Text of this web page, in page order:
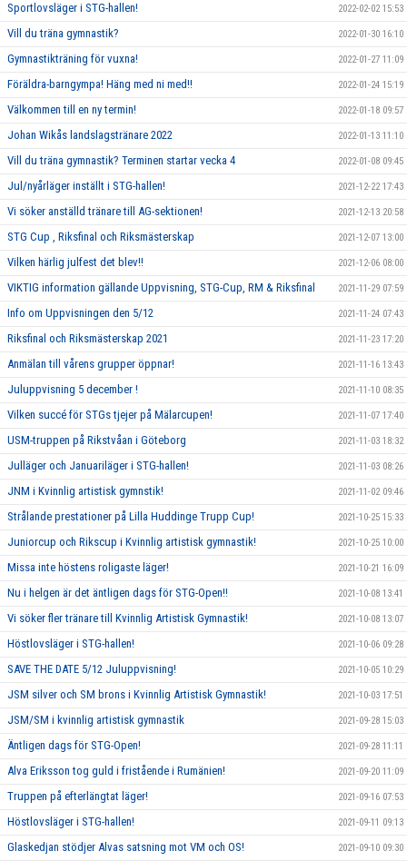
Sportlovsläger i STG-hallen! 2022-02-02 15:53
Vill du träna gymnastik? 2022-01-30 16:10
Gymnastikträning för vuxna! 2022-01-27 11:09
Föräldra-barngympa! Häng med ni med!! 2022-01-24 15:19
Välkommen till en ny termin! 2022-01-18 09:57
Johan Wikås landslagstränare 2022 2022-01-13 11:10
Vill du träna gymnastik? Terminen startar vecka 4 2022-01-08 09:45
Jul/nyårläger inställt i STG-hallen! 2021-12-22 17:43
Vi söker anställd tränare till AG-sektionen! 2021-12-13 20:58
STG Cup , Riksfinal och Riksmästerskap 2021-12-07 13:00
Vilken härlig julfest det blev!! 2021-12-06 08:00
VIKTIG information gällande Uppvisning, STG-Cup, RM & Riksfinal 2021-11-29 07:59
Info om Uppvisningen den 5/12 2021-11-24 07:43
Riksfinal och Riksmästerskap 2021 2021-11-23 17:20
Anmälan till vårens grupper öppnar! 2021-11-16 13:43
Juluppvisning 5 december ! 2021-11-10 08:35
Vilken succé för STGs tjejer på Mälarcupen! 2021-11-07 17:40
USM-truppen på Rikstvåan i Göteborg 2021-11-03 18:32
Julläger och Januariläger i STG-hallen! 2021-11-03 08:26
JNM i Kvinnlig artistisk gymnstik! 2021-11-02 09:46
Strålande prestationer på Lilla Huddinge Trupp Cup! 2021-10-25 15:33
Juniorcup och Rikscup i Kvinnlig artistisk gymnastik! 2021-10-25 10:00
Missa inte höstens roligaste läger! 2021-10-21 16:09
Nu i helgen är det äntligen dags för STG-Open!! 2021-10-08 13:41
Vi söker fler tränare till Kvinnlig Artistisk Gymnastik! 2021-10-08 13:07
Höstlovsläger i STG-hallen! 2021-10-06 09:28
SAVE THE DATE 5/12 Juluppvisning! 2021-10-05 10:29
JSM silver och SM brons i Kvinnlig Artistisk Gymnastik! 2021-10-03 17:51
JSM/SM i kvinnlig artistisk gymnastik 2021-09-28 15:03
Äntligen dags för STG-Open! 2021-09-28 11:11
Alva Eriksson tog guld i fristående i Rumänien! 2021-09-20 11:09
Truppen på efterlängtat läger! 2021-09-16 07:53
Höstlovsläger i STG-hallen! 2021-09-11 09:13
Glaskedjan stödjer Alvas satsning mot VM och OS! 2021-09-10 09:30